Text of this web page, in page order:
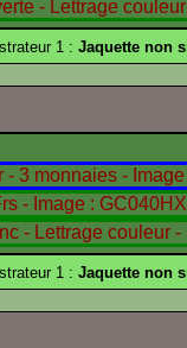
1 : Jaquette non
1 : Jaquette non